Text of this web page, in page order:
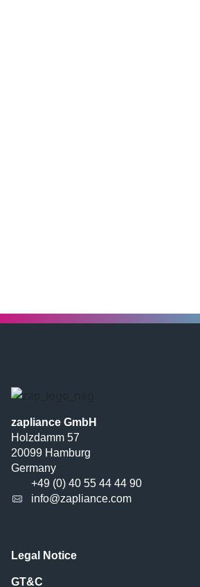
zapliance GmbH
Holzdamm 57
20099 Hamburg
Germany
+49 (0) 40 55 44 44 90
info@zapliance.com
Legal Notice
GT&C